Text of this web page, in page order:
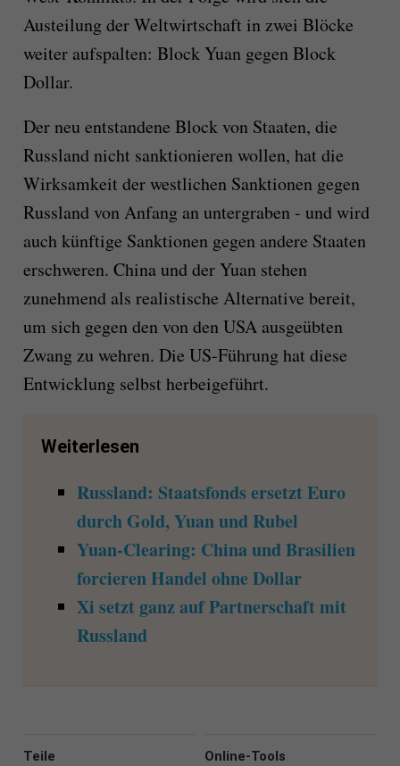
Austeilung der Weltwirtschaft in zwei Blöcke
weiter aufspalten: Block Yuan gegen Block
Dollar.
Der neu entstandene Block von Staaten, die
Russland nicht sanktionieren wollen, hat die
Wirksamkeit der westlichen Sanktionen gegen
Russland von Anfang an untergraben - und wird
auch künftige Sanktionen gegen andere Staaten
erschweren. China und der Yuan stehen
zunehmend als realistische Alternative bereit,
um sich gegen den von den USA ausgeübten
Zwang zu wehren. Die US-Führung hat diese
Entwicklung selbst herbeigeführt.
Weiterlesen
Russland: Staatsfonds ersetzt Euro
durch Gold, Yuan und Rubel
Yuan-Clearing: China und Brasilien
forcieren Handel ohne Dollar
Xi setzt ganz auf Partnerschaft mit
Russland
Online-Tools
Teile